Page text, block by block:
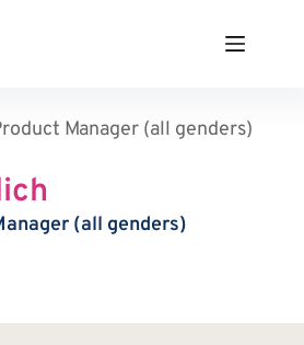
Manager (all genders)
(all genders)